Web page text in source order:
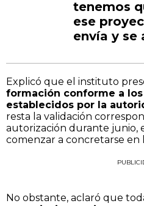
tenemos
ese
envía y se
Explicó que el instituto
formación conforme a
establecidos por la
resta la validación
autorización durante junio,
comenzar a concretarse en
No obstante, aclaró que